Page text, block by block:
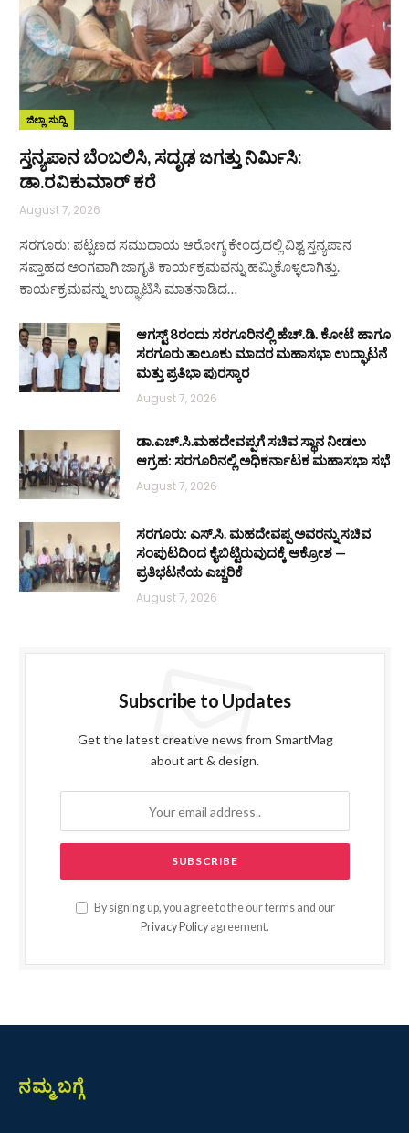
ಜಿಲ್ಲಾ ಸುದ್ದಿ
ಸ್ತನ್ಯಪಾನ ಬೆಂಬಲಿಸಿ, ಸದೃಢ ಜಗತ್ತು ನಿರ್ಮಿಸಿ:
ಡಾ.ರವಿಕುಮಾರ್ ಕರೆ
August 7, 2026
ಸರಗೂರು: ಪಟ್ಟಣದ ಸಮುದಾಯ ಆರೋಗ್ಯ ಕೇಂದ್ರದಲ್ಲಿ ವಿಶ್ವ ಸ್ತನ್ಯಪಾನ
ಸಪ್ತಾಹದ ಅಂಗವಾಗಿ ಜಾಗೃತಿ ಕಾರ್ಯಕ್ರಮವನ್ನು ಹಮ್ಮಿಕೊಳ್ಳಲಾಗಿತ್ತು.
ಕಾರ್ಯಕ್ರಮವನ್ನು ಉದ್ಘಾಟಿಸಿ ಮಾತನಾಡಿದ…
ಆಗಸ್ಟ್ 8ರಂದು ಸರಗೂರಿನಲ್ಲಿ ಹೆಚ್.ಡಿ. ಕೋಟೆ ಹಾಗೂ
ಸರಗೂರು ತಾಲೂಕು ಮಾದರ ಮಹಾಸಭಾ ಉದ್ಘಾಟನೆ
ಮತ್ತು ಪ್ರತಿಭಾ ಪುರಸ್ಕಾರ
August 7, 2026
ಡಾ.ಎಚ್.ಸಿ.ಮಹದೇವಪ್ಪಗೆ ಸಚಿವ ಸ್ಥಾನ ನೀಡಲು
ಆಗ್ರಹ: ಸರಗೂರಿನಲ್ಲಿ ಅಧಿಕರ್ನಾಟಕ ಮಹಾಸಭಾ ಸಭೆ
August 7, 2026
ಸರಗೂರು: ಎಸ್.ಸಿ. ಮಹದೇವಪ್ಪ ಅವರನ್ನು ಸಚಿವ
ಸಂಪುಟದಿಂದ ಕೈಬಿಟ್ಟಿರುವುದಕ್ಕೆ ಆಕ್ರೋಶ —
ಪ್ರತಿಭಟನೆಯ ಎಚ್ಚರಿಕೆ
August 7, 2026
Subscribe to Updates
Get the latest creative news from SmartMag
about art & design.
By signing up, you agree to the our terms and our
Privacy Policy agreement.
ನಮ್ಮ ಬಗ್ಗೆ